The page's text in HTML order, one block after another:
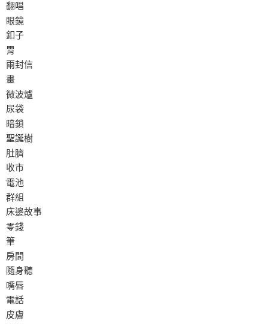
翻唱
眼鏡
釦子
胃
兩封信
畫
微波爐
尿袋
暗鎖
聖誕樹
肚臍
收市
電池
群組
床邊故事
零錢
筆
房間
隨身聽
嘴唇
電話
皮膚